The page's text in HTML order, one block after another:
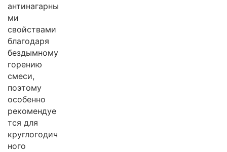
антинагарны
ми
свойствами
благодаря
бездымному
горению
смеси,
поэтому
особенно
рекомендуе
тся для
круглогодич
ного